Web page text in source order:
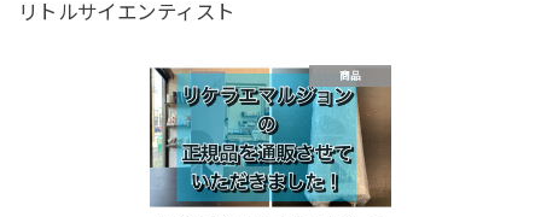
リトルサイエンティスト
商品